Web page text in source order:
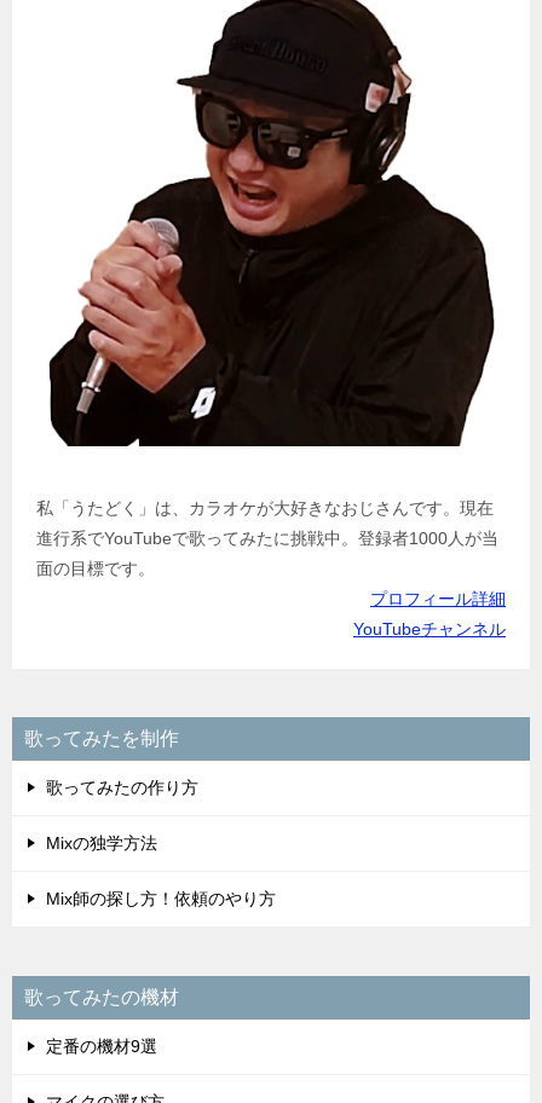
私「うたどく」は、カラオケが大好きなおじさんです。現在
進行系でYouTubeで歌ってみたに挑戦中。登録者1000人が当
面の目標です。
プロフィール詳細
YouTubeチャンネル
歌ってみたを制作
歌ってみたの作り方
Mixの独学方法
Mix師の探し方！依頼のやり方
歌ってみたの機材
定番の機材9選